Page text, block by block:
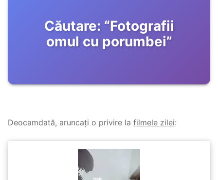
Căutare: “Fotografii
omul cu porumbei”
Deocamdată, aruncați o privire la filmele zilei: